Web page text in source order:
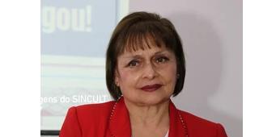
Imagens do SINCULT
2017